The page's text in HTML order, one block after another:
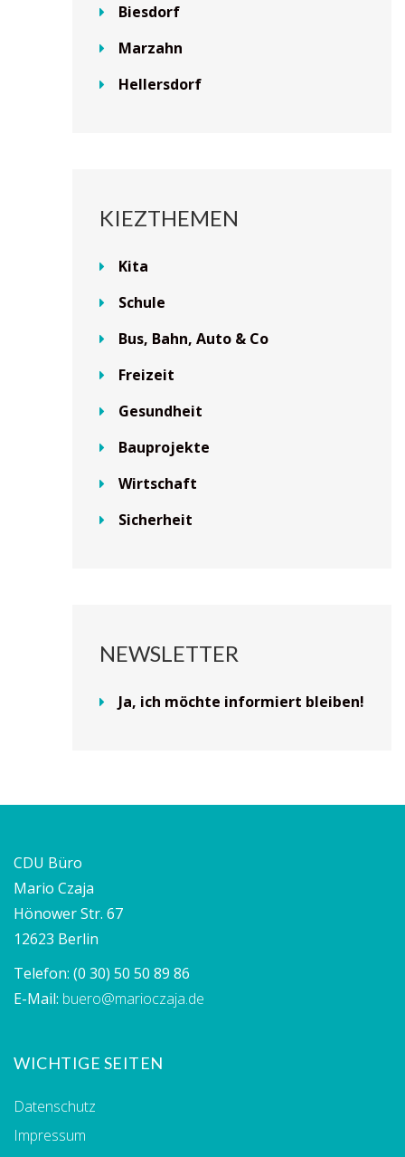
Biesdorf
Marzahn
Hellersdorf
KIEZTHEMEN
Kita
Schule
Bus, Bahn, Auto & Co
Freizeit
Gesundheit
Bauprojekte
Wirtschaft
Sicherheit
NEWSLETTER
Ja, ich möchte informiert bleiben!
CDU Büro
Mario Czaja
Hönower Str. 67
12623 Berlin
Telefon: (0 30) 50 50 89 86
E-Mail: buero@marioczaja.de
WICHTIGE SEITEN
Datenschutz
Impressum